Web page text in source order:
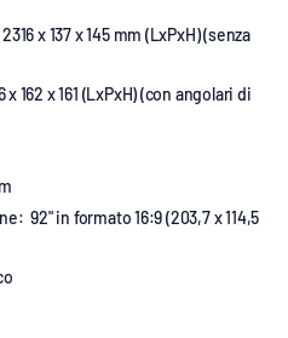
x 137 x 145 mm (LxPxH) (senza
162 x 161 (LxPxH) (con angolari di
92" in formato 16:9 (203,7 x 114,5